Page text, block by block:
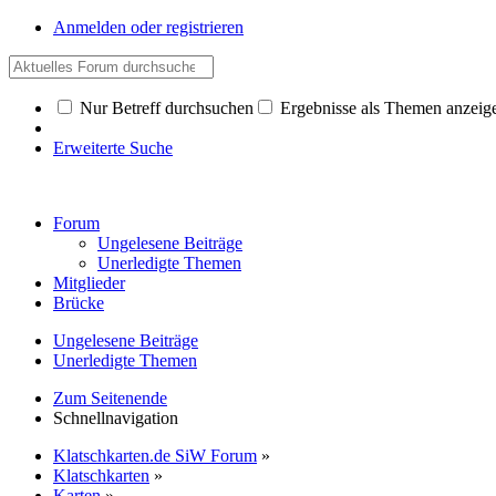
Anmelden oder registrieren
Nur Betreff durchsuchen Ergebnisse als Themen
Erweiterte Suche
Forum
Ungelesene Beiträge
Unerledigte Themen
Mitglieder
Brücke
Ungelesene Beiträge
Unerledigte Themen
Zum Seitenende
Schnellnavigation
Klatschkarten.de SiW Forum »
Klatschkarten »